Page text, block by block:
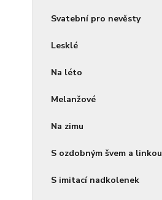
Svatební pro nevěsty
Lesklé
Na léto
Melanžové
Na zimu
S ozdobným švem a linkou
S imitací nadkolenek